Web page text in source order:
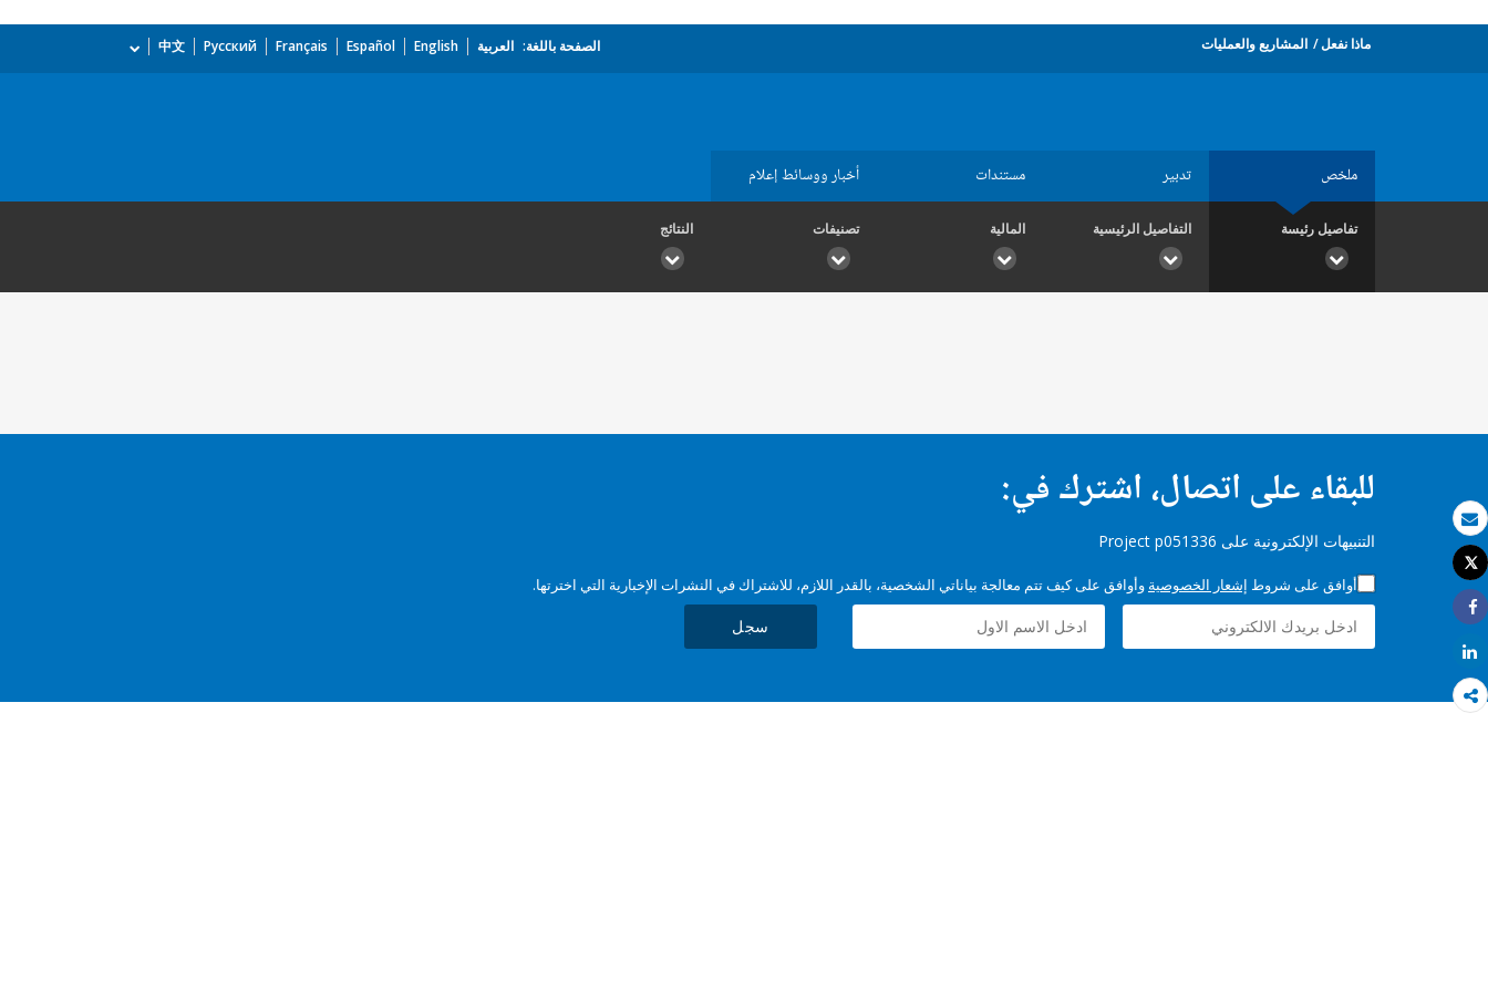
بريد الكتروني
طباعة
Tweet
Share
Share
ماذا نفعل المشاريع والعمليات الصفحة باللغة: العربية English
Español
Français
Русский
中文
ملخص تدبير مستندات أخبار ووسائط إعلام
تفاصيل رئيسة التفاصيل الرئيسية المالية تصنيفات النتائج
للبقاء على اتصال، اشترك في:
التنبيهات الإلكترونية على Project p051336
أوافق على شروط إشعار الخصوصية وأوافق على كيف تتم معالجة بياناتي الشخصية، بالقدر اللازم، للاشتراك في النشرات الإخبارية التي اخترتها.
سجل